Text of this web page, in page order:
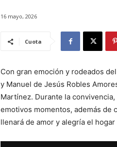
16 mayo, 2026
Cuota
Con gran emoción y rodeados
y Manuel de Jesús Robles
Martínez. Durante la
emotivos momentos, además de
llenará de amor y alegría el